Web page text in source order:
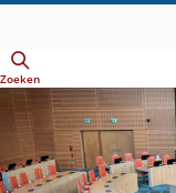
hoofdinhoud
Zoeken